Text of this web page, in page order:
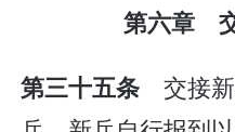
第六章
第三十五条 交接